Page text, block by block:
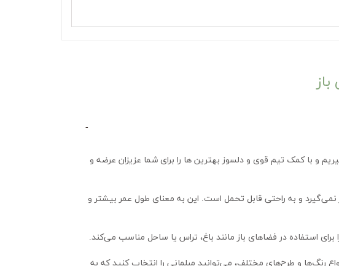
استفاده در فضاهای باز مانند باغ، تراس یا ساحل مناسب می‌کند.